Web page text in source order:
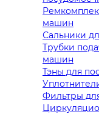
машин
Сальники
Трубки
машин
Тэны для
Фильтры